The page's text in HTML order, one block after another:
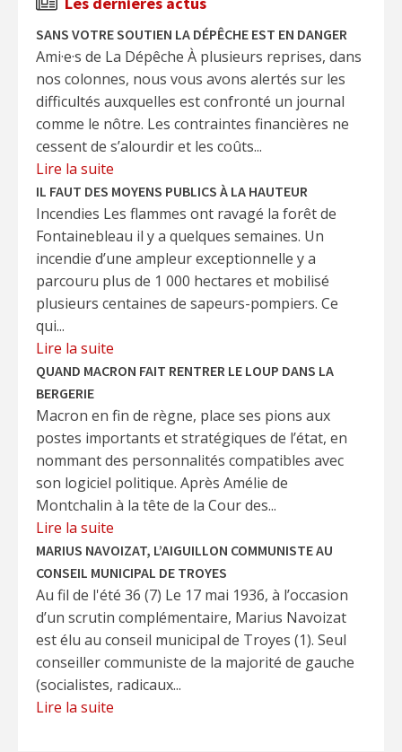
SANS VOTRE SOUTIEN LA DÉPÊCHE EST EN DANGER
Ami·e·s de La Dépêche À plusieurs reprises, dans
nos colonnes, nous vous avons alertés sur les
difficultés auxquelles est confronté un journal
comme le nôtre. Les contraintes financières ne
cessent de s’alourdir et les coûts...
Lire la suite
IL FAUT DES MOYENS PUBLICS À LA HAUTEUR
Incendies Les flammes ont ravagé la forêt de
Fontainebleau il y a quelques semaines. Un
incendie d’une ampleur exceptionnelle y a
parcouru plus de 1 000 hectares et mobilisé
plusieurs centaines de sapeurs-pompiers. Ce
qui...
Lire la suite
QUAND MACRON FAIT RENTRER LE LOUP DANS LA
BERGERIE
Macron en fin de règne, place ses pions aux
postes importants et stratégiques de l’état, en
nommant des personnalités compatibles avec
son logiciel politique. Après Amélie de
Montchalin à la tête de la Cour des...
Lire la suite
MARIUS NAVOIZAT, L’AIGUILLON COMMUNISTE AU
CONSEIL MUNICIPAL DE TROYES
Au fil de l'été 36 (7) Le 17 mai 1936, à l’occasion
d’un scrutin complémentaire, Marius Navoizat
est élu au conseil municipal de Troyes (1). Seul
conseiller communiste de la majorité de gauche
(socialistes, radicaux...
Lire la suite